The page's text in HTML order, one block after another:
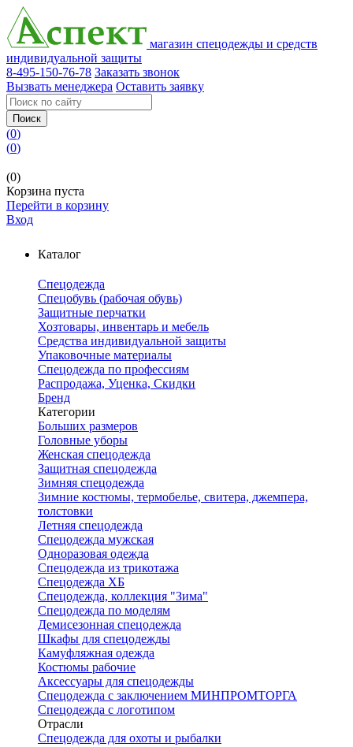
магазин спецодежды и средств
индивидуальной защиты
8-495-150-76-78 Заказать звонок
Вызвать менеджера Оставить заявку
Поиск
(0)
(0)
(0)
Корзина пуста
Перейти в корзину
Вход
Каталог
Спецодежда
Спецобувь (рабочая обувь)
Защитные перчатки
Хозтовары, инвентарь и мебель
Средства индивидуальной защиты
Упаковочные материалы
Спецодежда по профессиям
Распродажа, Уценка, Скидки
Бренд
Категории
Больших размеров
Головные уборы
Женская спецодежда
Защитная спецодежда
Зимняя спецодежда
Зимние костюмы, термобелье, свитера, джемпера,
толстовки
Летняя спецодежда
Спецодежда мужская
Одноразовая одежда
Спецодежда из трикотажа
Спецодежда ХБ
Спецодежда, коллекция "Зима"
Спецодежда по моделям
Демисезонная спецодежда
Шкафы для спецодежды
Камуфляжная одежда
Костюмы рабочие
Аксессуары для спецодежды
Спецодежда с заключением МИНПРОМТОРГА
Спецодежда с логотипом
Отрасли
Спецодежда для охоты и рыбалки